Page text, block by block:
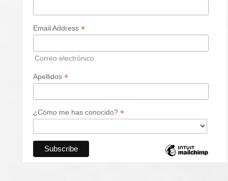
Email Address *
Correo electrónico
Apellidos *
¿Cómo me has conocido? *